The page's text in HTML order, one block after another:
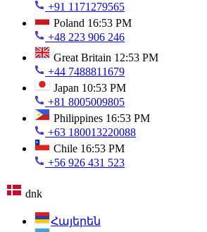
+91 1171279565
Poland 16:53 PM
+48 223 906 246
Great Britain 12:53 PM
+44 7488811679
Japan 10:53 PM
+81 8005009805
Philippines 16:53 PM
+63 180013220088
Chile 16:53 PM
+56 926 431 523
dnk
Հայերեն